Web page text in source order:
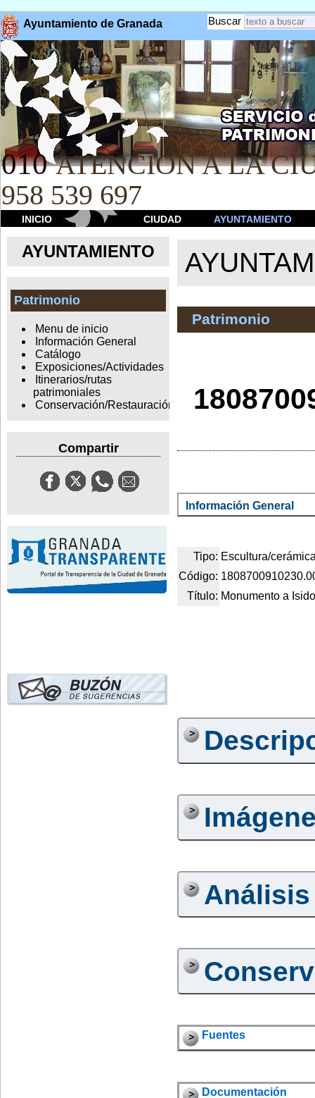
Ayuntamiento de Granada Buscar
010 ATENCION A LA
958 539 697
INICIO CIUDAD AYUNTAMIENTO
AYUNTAMIENTO
Patrimonio
Menu de inicio
Información General
Catálogo
Exposiciones/Actividades
Itinerarios/rutas
patrimoniales
Conservación/Restauración
Compartir
Patrimonio
Información General
Tipo: Escultura/
Código:
Título: Monumento a
Fuentes
Documentación